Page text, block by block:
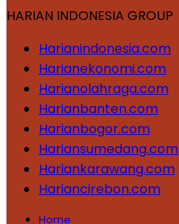
HARIAN INDONESIA GROUP
Harianindonesia.com
Harianekonomi.com
Harianolahraga.com
Harianbanten.com
Harianbogor.com
Hariansumedang.com
Hariankarawang.com
Hariancirebon.com
Home